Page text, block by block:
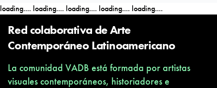
loading.... loading.... loading.... loading.... loading....
Red colaborativa de Arte
Contemporáneo Latinoamericano
La comunidad VADB está formada por artistas
visuales contemporáneos, historiadores e